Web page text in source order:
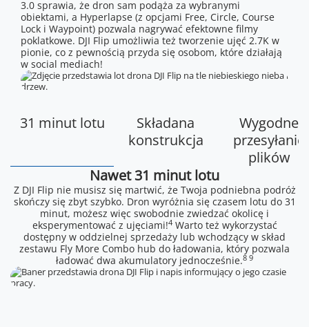
3.0 sprawia, że dron sam podąża za wybranymi
obiektami, a Hyperlapse (z opcjami Free, Circle, Course
Lock i Waypoint) pozwala nagrywać efektowne filmy
poklatkowe. DJI Flip umożliwia też tworzenie ujęć 2.7K w
pionie, co z pewnością przyda się osobom, które działają
w social mediach!
31 minut lotu
Składana
konstrukcja
Wygodne
przesyłanie
plików
Nawet 31 minut lotu
Z DJI Flip nie musisz się martwić, że Twoja podniebna podróż
skończy się zbyt szybko. Dron wyróżnia się czasem lotu do 31
minut, możesz więc swobodnie zwiedzać okolicę i
eksperymentować z ujęciami!4Warto też wykorzystać
dostępny w oddzielnej sprzedaży lub wchodzący w skład
zestawu Fly More Combo hub do ładowania, który pozwala
ładować dwa akumulatory jednocześnie.8 9